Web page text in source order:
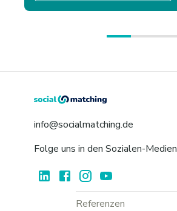
info@socialmatching.de
Folge uns in den Sozialen-Medien
Referenzen